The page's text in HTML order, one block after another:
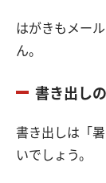
はがきもメー
ん。
書き出し
書き出しは「
いでしょう。